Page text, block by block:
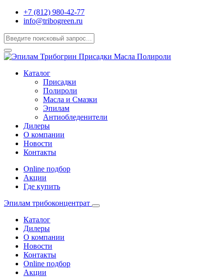
+7 (812) 980-42-77
info@tribogreen.ru
Каталог
Присадки
Полироли
Масла и Смазки
Эпилам
Антиобледенители
Дилеры
О компании
Новости
Контакты
Online подбор
Акции
Где купить
Эпилам трибоконцентрат
Каталог
Дилеры
О компании
Новости
Контакты
Online подбор
Акции